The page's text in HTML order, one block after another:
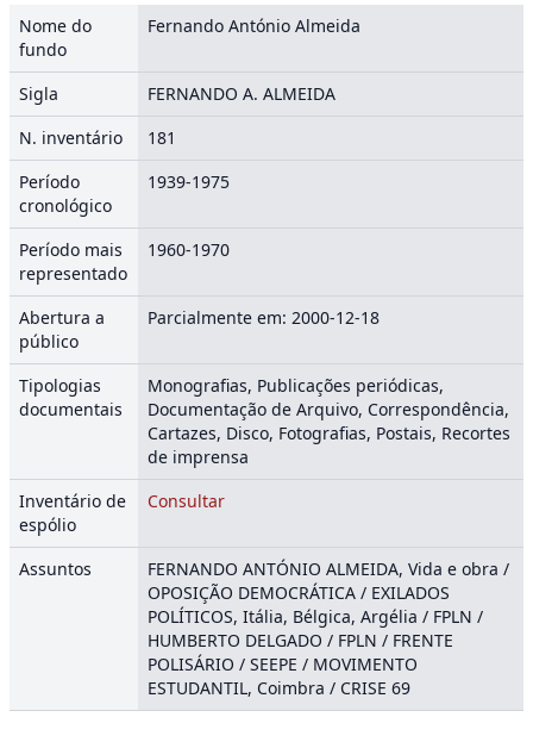
Nome do
fundo
Fernando António Almeida
Sigla
FERNANDO A. ALMEIDA
N. inventário
181
Período
cronológico
1939-1975
Período mais
representado
1960-1970
Abertura a
público
Parcialmente em: 2000-12-18
Tipologias
documentais
Monografias, Publicações periódicas,
Documentação de Arquivo, Correspondência,
Cartazes, Disco, Fotografias, Postais, Recortes
de imprensa
Inventário de
espólio
Consultar
Assuntos
FERNANDO ANTÓNIO ALMEIDA, Vida e obra /
OPOSIÇÃO DEMOCRÁTICA / EXILADOS
POLÍTICOS, Itália, Bélgica, Argélia / FPLN /
HUMBERTO DELGADO / FPLN / FRENTE
POLISÁRIO / SEEPE / MOVIMENTO
ESTUDANTIL, Coimbra / CRISE 69